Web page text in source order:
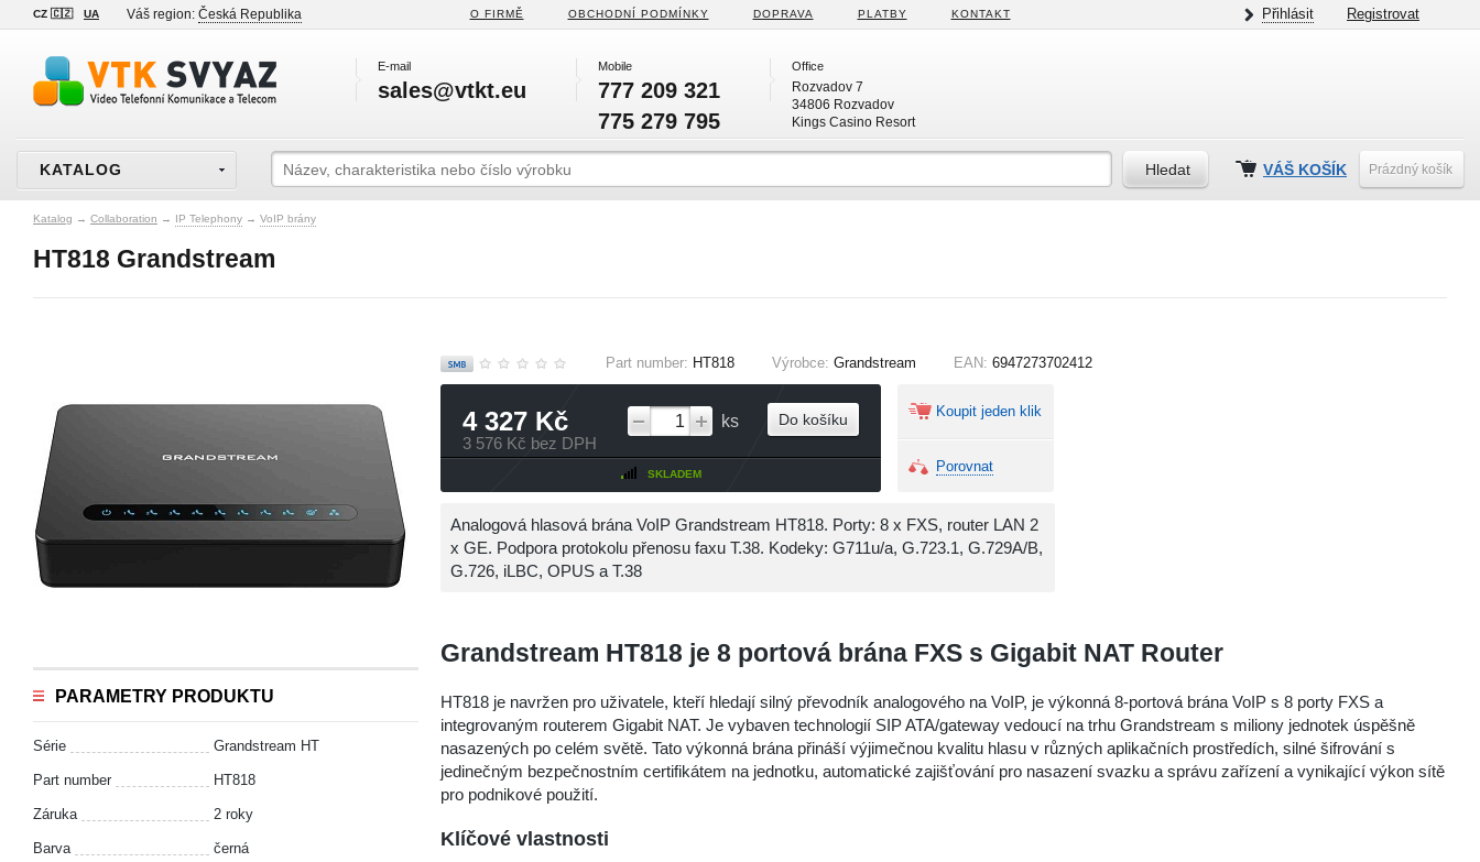
CZ 🇨🇿 UA Váš region: Česká Republika O FIRMĚ OBCHODNÍ PODMÍNKY DOPRAVA PLATBY KONTAKT Přihlásit Registrovat
E-mail
sales@vtkt.eu
Mobile
777 209 321
775 279 795
Office
Rozvadov 7
34806 Rozvadov
Kings Casino Resort
KATALOG VÁŠ KOŠÍK Prázdný košík
Katalog → Collaboration → IP Telephony → VoIP brány
HT818 Grandstream
PARAMETRY PRODUKTU
Série Grandstream HT
Part number HT818
Záruka 2 roky
Barva černá
Part number: HT818 Výrobce: Grandstream EAN: 6947273702412
4 327 Kč
3 576 Kč bez DPH
ks
SKLADEM
Do košíku Koupit jeden klik
Porovnat
Analogová hlasová brána VoIP Grandstream HT818. Porty: 8 x FXS, router LAN 2
x GE. Podpora protokolu přenosu faxu T.38. Kodeky: G711u/a, G.723.1, G.729A/B,
G.726, iLBC, OPUS a T.38
Grandstream HT818 je 8 portová brána FXS s Gigabit NAT Router
HT818 je navržen pro uživatele, kteří hledají silný převodník analogového na VoIP, je výkonná 8-portová brána VoIP s 8 porty FXS a
integrovaným routerem Gigabit NAT. Je vybaven technologií SIP ATA/gateway vedoucí na trhu Grandstream s miliony jednotek úspěšně
nasazených po celém světě. Tato výkonná brána přináší výjimečnou kvalitu hlasu v různých aplikačních prostředích, silné šifrování s
jedinečným bezpečnostním certifikátem na jednotku, automatické zajišťování pro nasazení svazku a správu zařízení a vynikající výkon sítě
pro podnikové použití.
Klíčové vlastnosti